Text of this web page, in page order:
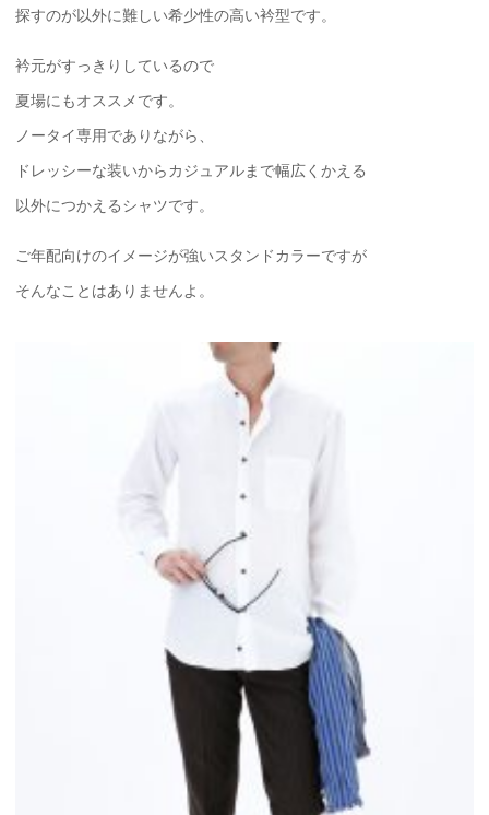
探すのが以外に難しい希少性の高い衿型です。
衿元がすっきりしているので
夏場にもオススメです。
ノータイ専用でありながら、
ドレッシーな装いからカジュアルまで幅広くかえる
以外につかえるシャツです。
ご年配向けのイメージが強いスタンドカラーですが
そんなことはありませんよ。